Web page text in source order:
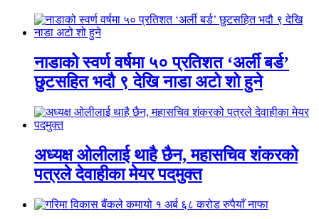
नाडाको स्वर्ण वर्षमा ५० प्रतिशत ‘अर्ली बर्ड’
छुटसहित भदौ ९ देखि नाडा अटो शो हुने
अध्यक्ष ओलीलाई थाहै छैन, महासचिव शंकरको
पत्रले देवाहीका मेयर पदमुक्त